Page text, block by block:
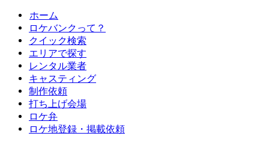
ホーム
ロケバンクって？
クイック検索
エリアで探す
レンタル業者
キャスティング
制作依頼
打ち上げ会場
ロケ弁
ロケ地登録・掲載依頼